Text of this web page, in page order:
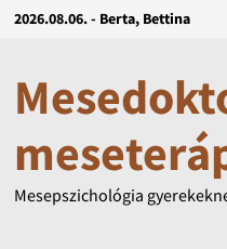
2026.08.06. - Berta, Bettina
Mesepszichológia